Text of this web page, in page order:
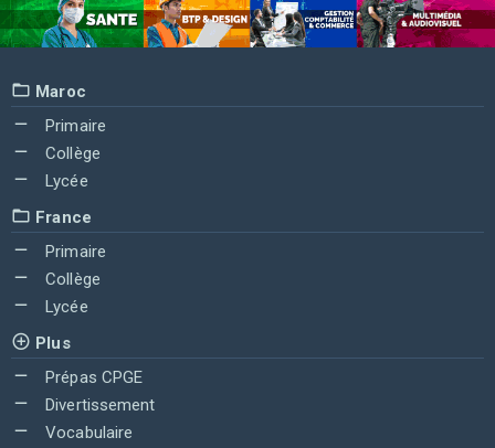
Maroc
Primaire
Collège
Lycée
France
Primaire
Collège
Lycée
Plus
Prépas CPGE
Divertissement
Vocabulaire